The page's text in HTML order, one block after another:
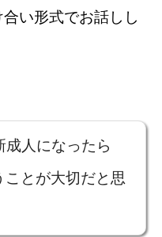
い形式でお話しし
成人になったら
ことが大切だと思